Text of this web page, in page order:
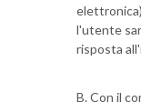
l'utente
risposta
B. Con il